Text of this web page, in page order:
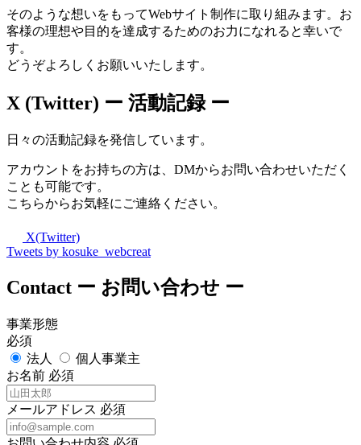
そのような想いをもってWebサイト制作に取り組みます。お
客様の理想や目的を達成するためのお力になれると幸いで
す。
どうぞよろしくお願いいたします。
X (Twitter) ー 活動記録 ー
日々の活動記録を発信しています。
アカウントをお持ちの方は、DMからお問い合わせいただく
ことも可能です。
こちらからお気軽にご連絡ください。
X(Twitter)
Tweets by kosuke_webcreat
Contact ー お問い合わせ ー
事業形態
必須
法人
個人事業主
お名前 必須
メールアドレス 必須